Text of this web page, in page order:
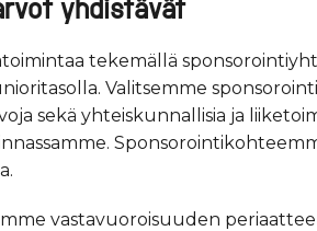
yhdistävät
tekemällä
Valitsemme
sekä yhteiskunnallisia ja
vastavuoroisuuden